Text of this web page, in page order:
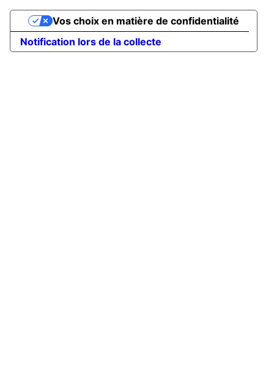
Notification lors de la collecte
Vos choix en matière de confidentialité